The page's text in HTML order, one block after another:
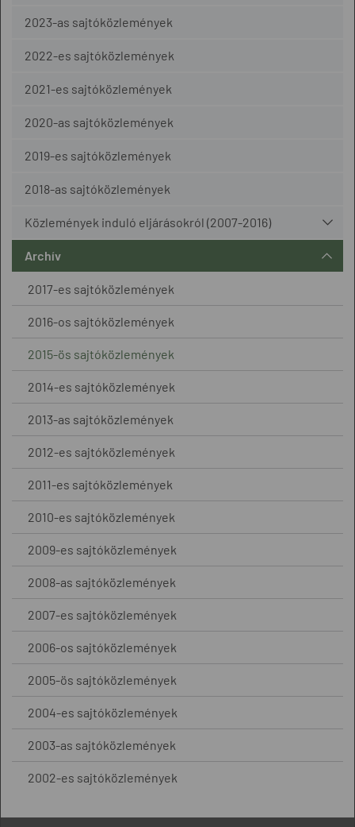
2023-as sajtóközlemények
2022-es sajtóközlemények
2021-es sajtóközlemények
2020-as sajtóközlemények
2019-es sajtóközlemények
2018-as sajtóközlemények
Közlemények induló eljárásokról (2007-2016)
Archív
2017-es sajtóközlemények
2016-os sajtóközlemények
2015-ös sajtóközlemények
2014-es sajtóközlemények
2013-as sajtóközlemények
2012-es sajtóközlemények
2011-es sajtóközlemények
2010-es sajtóközlemények
2009-es sajtóközlemények
2008-as sajtóközlemények
2007-es sajtóközlemények
2006-os sajtóközlemények
2005-ös sajtóközlemények
2004-es sajtóközlemények
2003-as sajtóközlemények
2002-es sajtóközlemények